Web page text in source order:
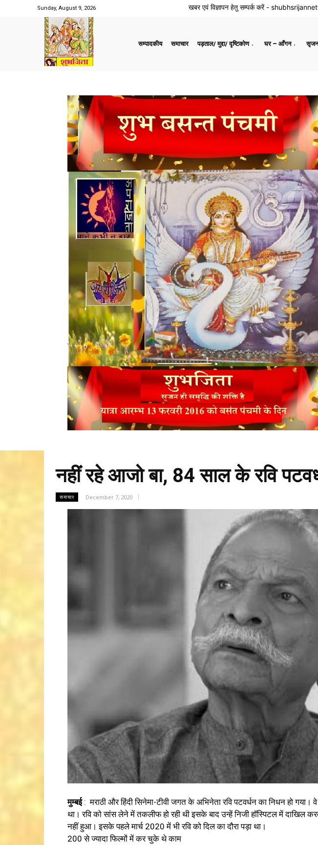
Sunday, August 9, 2026 खबर एवं विज्ञापन हेतु सम्पर्क करें -
सम्पादकीय समाचार पड़ताल/ मुद्दा/ दृष्टिकोण घर – आँगन
नहीं रहे आजो बा, 84 साल के रवि
समाचार December 7, 2020
मुम्बई: मराठी और हिंदी सिनेमा-टीवी जगत के अभिनेता रवि पटवर्धन का निधन हो
था। रवि को सांस लेने में तकलीफ हो रही थी इसके बाद उन्हें निजी हॉस्पिटल में दाखिल
नहीं हुआ। इसके पहले मार्च 2020 में भी रवि को दिल का दौरा पड़ा था।
200 से ज्यादा फिल्मों में कर चुके थे काम